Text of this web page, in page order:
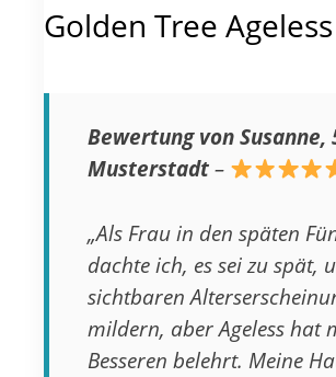
Golden Tree Ageless
Bewertung von Susanne,
Musterstadt –
„Als Frau in den späten
dachte ich, es sei zu spät,
sichtbaren
mildern, aber Ageless hat
Besseren belehrt. Meine